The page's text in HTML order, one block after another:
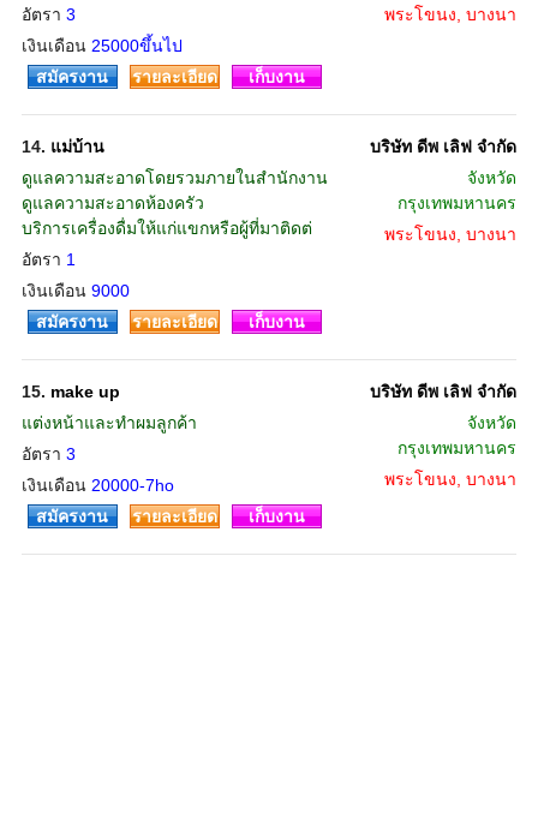
อัตรา 3
เงินเดือน 25000ขึ้นไป
พระโขนง, บางนา
สมัครงาน รายละเอียด เก็บงาน
14. แม่บ้าน
ดูแลความสะอาดโดยรวมภายในสำนักงาน
ดูแลความสะอาดห้องครัว
บริการเครื่องดื่มให้แก่แขกหรือผู้ที่มาติดต่
อัตรา 1
เงินเดือน 9000
บริษัท ดีพ เลิฟ จำกัด
จังหวัด
กรุงเทพมหานคร
พระโขนง, บางนา
สมัครงาน รายละเอียด เก็บงาน
15. make up
แต่งหน้าและทำผมลูกค้า
อัตรา 3
เงินเดือน 20000-7ho
บริษัท ดีพ เลิฟ จำกัด
จังหวัด
กรุงเทพมหานคร
พระโขนง, บางนา
สมัครงาน
รายละเอียด เก็บงาน